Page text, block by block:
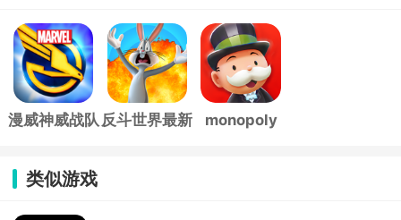
漫威神威战队 反斗世界最新
monopoly
类似游戏